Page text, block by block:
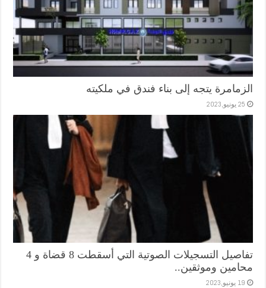
الزمامرة يتجه إلى بناء فندق في ملكيته
25 يونيو,2023
تفاصيل التسجيلات الصوتية التي أسقطت 8 قضاة و 4
محامين وموثقين..
19 يونيو,2023